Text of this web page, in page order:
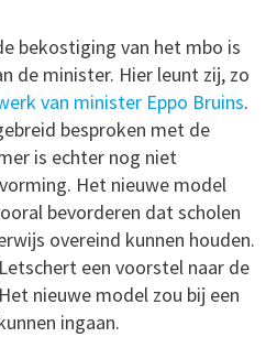
bekostiging van het mbo is
de minister. Hier leunt zij, zo
van minister Eppo Bruins.
besproken met de
is echter nog niet
Het nieuwe model
bevorderen dat scholen
overeind kunnen houden.
een voorstel naar de
nieuwe model zou bij een
ingaan.